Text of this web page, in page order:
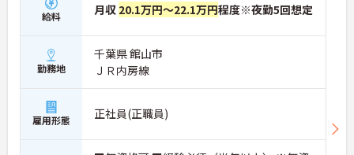
給料 月収 20.1万円～22.1万円程度※夜勤5回想定
勤務地
千葉県 館山市
ＪＲ内房線
雇用形態 正社員(正職員)